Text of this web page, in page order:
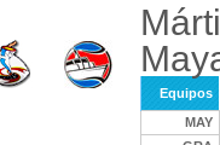
Equipos
MAY